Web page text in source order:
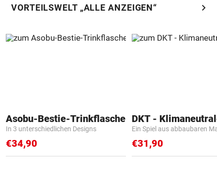
VORTEILSWELT „ALLE ANZEIGEN“ chevron_right
Asobu-Bestie-Trinkflasche
In 3 unterschiedlichen Designs
€34,90
Ein Spiel aus abbaubaren
€31,90